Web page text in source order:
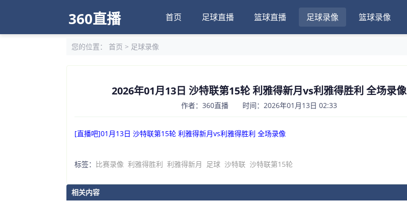
360直播 首页 足球直播 篮球直播 足球录像 篮球录像
您的位置： 首页 > 足球录像
2026年01月13日 沙特联第15轮 利雅得新月vs利雅得胜利 全场录像
作者：360直播 时间：2026年01月13日 02:33
[直播吧]01月13日 沙特联第15轮 利雅得新月vs利雅得胜利 全场录像
标签： 比赛录像 利雅得胜利 利雅得新月 足球 沙特联 沙特联第15轮
相关内容